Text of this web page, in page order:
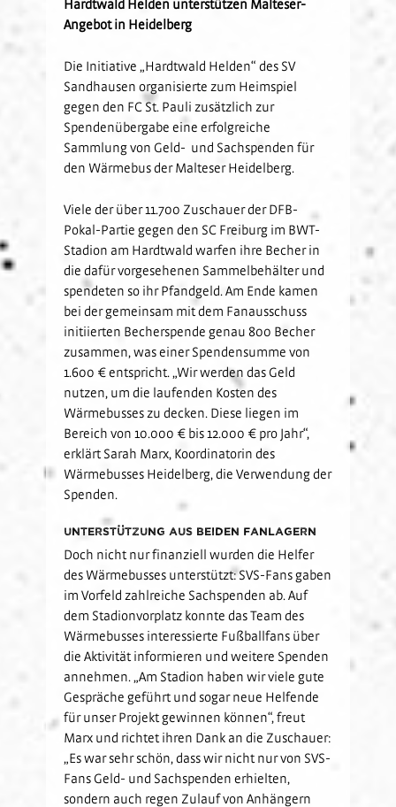
Fanclubs
Jetzt Mitglied werden
Vorfall melden
Hast Du Nala gesehen?
Vorstand
Kids-Club
Stadion am Hardtwald
Partner
Partner-Familie
Sponsoring
Partner-Events
Jobs
U19
U15
U14
Förderteam
Schulkooperationen
Sandhäuser Kids
Hardtwald Helden unterstützen Malteser-
Angebot in Heidelberg
Die Initiative „Hardtwald Helden“ des SV
Sandhausen organisierte zum Heimspiel
gegen den FC St. Pauli zusätzlich zur
Spendenübergabe eine erfolgreiche
Sammlung von Geld- und Sachspenden für
den Wärmebus der Malteser Heidelberg.
Viele der über 11.700 Zuschauer der DFB-
Pokal-Partie gegen den SC Freiburg im BWT-
Stadion am Hardtwald warfen ihre Becher in
die dafür vorgesehenen Sammelbehälter und
spendeten so ihr Pfandgeld. Am Ende kamen
bei der gemeinsam mit dem Fanausschuss
initiierten Becherspende genau 800 Becher
zusammen, was einer Spendensumme von
1.600 € entspricht. „Wir werden das Geld
nutzen, um die laufenden Kosten des
Wärmebusses zu decken. Diese liegen im
Bereich von 10.000 € bis 12.000 € pro Jahr“,
erklärt Sarah Marx, Koordinatorin des
Wärmebusses Heidelberg, die Verwendung der
Spenden.
Unterstützung aus beiden Fanlagern
Doch nicht nur finanziell wurden die Helfer
des Wärmebusses unterstützt: SVS-Fans gaben
im Vorfeld zahlreiche Sachspenden ab. Auf
dem Stadionvorplatz konnte das Team des
Wärmebusses interessierte Fußballfans über
die Aktivität informieren und weitere Spenden
annehmen. „Am Stadion haben wir viele gute
Gespräche geführt und sogar neue Helfende
für unser Projekt gewinnen können“, freut
Marx und richtet ihren Dank an die Zuschauer:
„Es war sehr schön, dass wir nicht nur von SVS-
Fans Geld- und Sachspenden erhielten,
sondern auch regen Zulauf von Anhängern